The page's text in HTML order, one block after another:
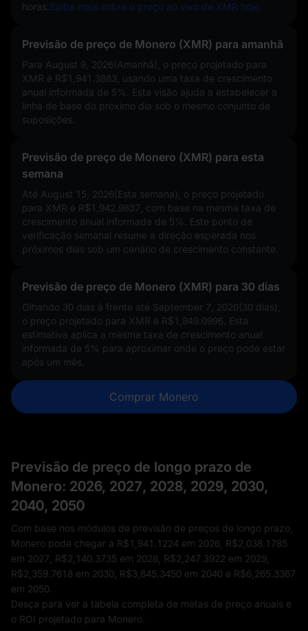
horas. Saiba mais sobre o preço ao vivo de XMR hoje.
Previsão de preço de Monero (XMR) para amanhã
Para August 9, 2026(Amanhã), o preço projetado para
XMR é R$1,941.3883 , usando uma taxa de crescimento
anual informada de 5%
. Esta visão ajuda a estabelecer a
linha de base do próximo dia sob o mesmo conjunto de
suposições.
Previsão de preço de Monero (XMR) para esta
semana
Até August 15, 2026(Esta semana), o preço projetado
para XMR é R$1,942.9837 , com base na mesma taxa de
crescimento anual informada de 5%
. Este ponto de
verificação semanal resume a direção esperada nos
próximos dias sob um cenário de crescimento constante.
Previsão de preço de Monero (XMR) para 30 dias
Olhando 30 dias à frente até September 7, 2026(30 dias),
o preço projetado para XMR é R$1,949.0996 . Esta
estimativa aplica a mesma taxa de crescimento anual
informada de 5% para aproximar onde o preço pode estar
após um mês.
Comprar Monero
Previsão de preço de longo prazo de
Monero: 2026, 2027, 2028, 2029, 2030,
2040, 2050
Com base nos módulos de previsão de preços de longo prazo,
Monero pode chegar a R$1,941.1224 em 2026, R$2,038.1785
em 2027, R$2,140.3735 em 2028, R$2,247.3922 em 2029,
R$2,359.7618 em 2030, R$3,845.3450 em 2040 e R$6,265.3367
em 2050.
Desça para ver a tabela completa de metas de preço anuais e
o ROI projetado para Monero.